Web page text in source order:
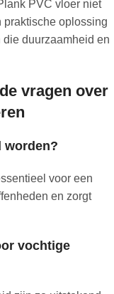
PVC vloer niet
oplossing
duurzaamheid en
vragen over
worden?
voor een
en zorgt
vochtige